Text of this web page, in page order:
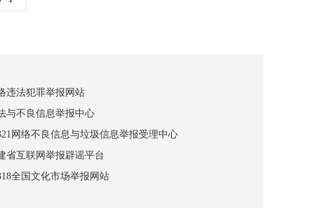
违法犯罪举报网站
与不良信息举报中心
网络不良信息与垃圾信息举报受理中心
省互联网举报辟谣平台
全国文化市场举报网站